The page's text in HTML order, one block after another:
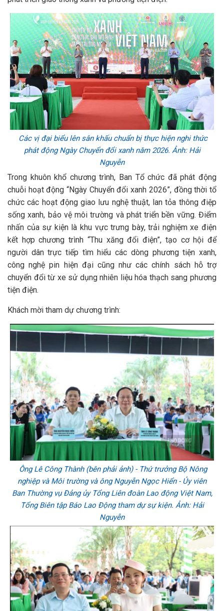
Các vị đại biểu lên sân khấu chuẩn bị thực hiện nghi thức
phát động Ngày Chuyển đổi xanh năm 2026. Ảnh: Hải
Nguyễn
Trong khuôn khổ chương trình, Ban Tổ chức đã phát động
chuỗi hoạt động “Ngày Chuyển đổi xanh 2026”, đồng thời tổ
chức các hoạt động giao lưu nghệ thuật, lan tỏa thông điệp
sống xanh, bảo vệ môi trường và phát triển bền vững. Điểm
nhấn của sự kiện là khu vực trưng bày, trải nghiệm xe điện
kết hợp chương trình “Thu xăng đổi điện”, tạo cơ hội để
người dân trực tiếp tìm hiểu các dòng phương tiện xanh,
công nghệ pin hiện đại cũng như các chính sách hỗ trợ
chuyển đổi từ xe sử dụng nhiên liệu hóa thạch sang phương
tiện điện.
Khách mời tham dự chương trình:
Ông Lê Công Thành (bên phải ảnh) - Thứ trưởng Bộ Nông
nghiệp và Môi trường và ông Nguyễn Ngọc Hiển - Ủy viên
Ban Thường vụ Đảng ủy Tổng Liên đoàn Lao động Việt Nam,
Tổng Biên tập Báo Lao Động tham dự sự kiện. Ảnh: Hải
Nguyễn